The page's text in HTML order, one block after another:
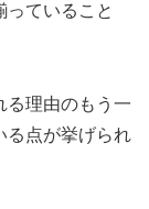
ていること
る理由のもう一
る点が挙げられ